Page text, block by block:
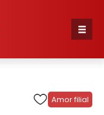
Amor filial